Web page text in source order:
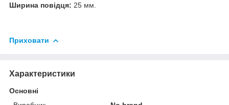
Ширина повідця: 25 мм.
Приховати
Характеристики
Основні